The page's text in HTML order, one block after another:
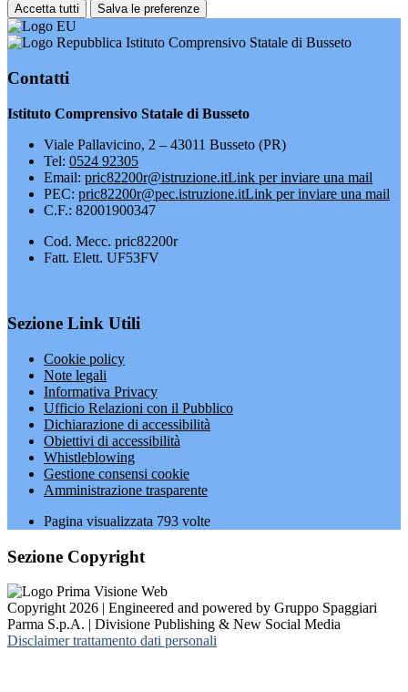
Accetta tutti Salva le preferenze
Istituto Comprensivo Statale di Busseto
Contatti
Istituto Comprensivo Statale di Busseto
Viale Pallavicino, 2 – 43011 Busseto (PR)
Tel: 0524 92305
Email: pric82200r@istruzione.itLink per inviare una mail
PEC: pric82200r@pec.istruzione.itLink per inviare una mail
C.F.: 82001900347
Cod. Mecc. pric82200r
Fatt. Elett. UF53FV
Sezione Link Utili
Cookie policy
Note legali
Informativa Privacy
Ufficio Relazioni con il Pubblico
Dichiarazione di accessibilità
Obiettivi di accessibilità
Whistleblowing
Gestione consensi cookie
Amministrazione trasparente
Pagina visualizzata 793 volte
Sezione Copyright
Copyright 2026 | Engineered and powered by Gruppo Spaggiari
Parma S.p.A. | Divisione Publishing & New Social Media
Disclaimer trattamento dati personali